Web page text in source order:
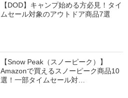
【DOD】キャンプ始める方必見！タイ
ムセール対象のアウトドア商品7選
【Snow Peak（スノーピーク）】
Amazonで買えるスノーピーク商品10
選！一部タイムセール対…